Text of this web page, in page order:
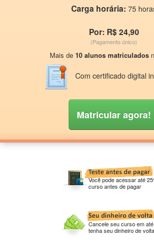
Carga horária: 75
Por: R$ 24,90
(Pagamento único)
Mais de 10 alunos matriculados
Com certificado digital
Matricular agora!
Você pode acessar até
curso antes de pagar
Cancele seu curso em
tenha seu dinheiro de volta